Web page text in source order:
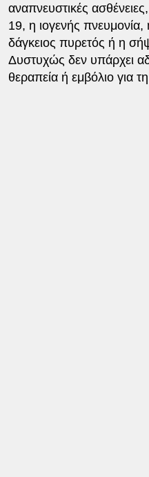
αναπνευστικές
19, η ιογενής
δάγκειος πυρετός ή η
Δυστυχώς δεν υπάρχει
θεραπεία ή εμβόλιο για